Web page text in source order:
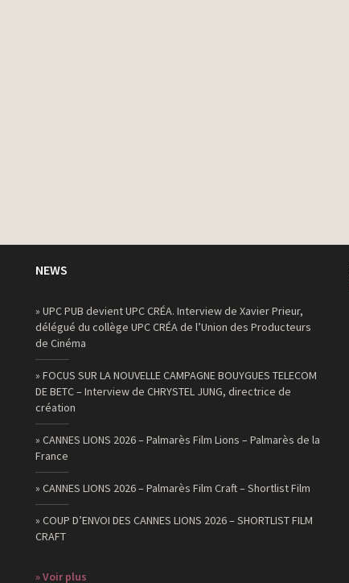
NEWS
» UPC PUB devient UPC CRÉA. Interview de Xavier Prieur,
délégué du collège UPC CRÉA de l’Union des Producteurs
de Cinéma
» FOCUS SUR LA NOUVELLE CAMPAGNE BOUYGUES TELECOM
DE BETC – Interview de CHRYSTEL JUNG, directrice de
création
» CANNES LIONS 2026 – Palmarès Film Lions – Palmarès de la
France
» CANNES LIONS 2026 – Palmarès Film Craft – Shortlist Film
» COUP D’ENVOI DES CANNES LIONS 2026 – SHORTLIST FILM
CRAFT
» Voir plus